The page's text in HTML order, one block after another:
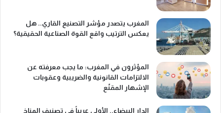
المغرب يتصدر مؤشر التصنيع القاري.. هل
يعكس الترتيب واقع القوة الصناعية الحقيقية؟
المؤثرون في المغرب: ما يجب معرفته عن
الالتزامات القانونية والضريبية وعقوبات
الإشهار المقنّع
الدار البيضاء.. الأولى عربياً في تصنيف المناخ